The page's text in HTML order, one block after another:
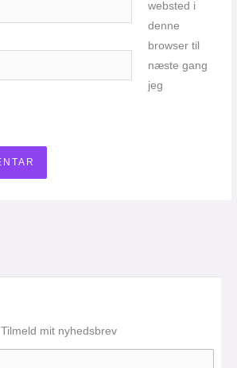
websted i
denne
browser til
næste gang
jeg
Tilmeld mit nyhedsbrev